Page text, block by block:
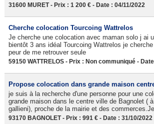
31600 MURET - Prix : 1 200 € - Date : 04/11/2022
Cherche colocation Tourcoing Wattrelos
Je cherche une colocation avec maman solo j ai
bientôt 3 ans idéal Tourcoing Wattrelos je
peur de me retrouver seule
59150 WATTRELOS - Prix : Non communiqué -
Propose colocation dans grande maison
je suis à la recherche d'une personne pour une
grande maison dans le centre ville de Bagnolet (
gallieni), proche de la mairie et des
93170 BAGNOLET - Prix : 991 € - Date : 31/10/2022